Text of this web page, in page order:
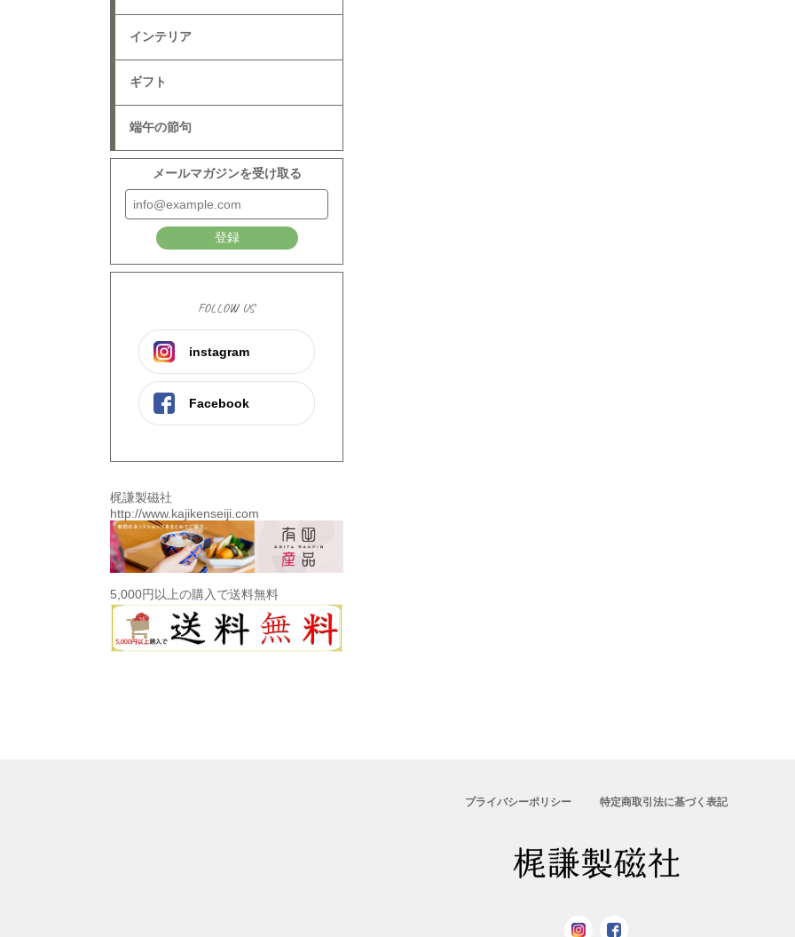
インテリア
ギフト
端午の節句
メールマガジンを受け取る
登録
FOLLOW US
instagram
Facebook
梶謙製磁社
http://www.kajikenseiji.com
5,000円以上の購入で送料無料
プライバシーポリシー 特定商取引法に基づく表記